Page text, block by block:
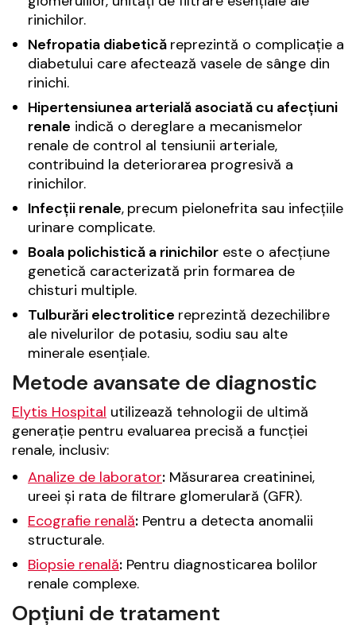
rinichilor.
Nefropatia diabetică reprezintă o complicație a
diabetului care afectează vasele de sânge din
rinichi.
Hipertensiunea arterială asociată cu afecțiuni
renale indică o dereglare a mecanismelor
renale de control al tensiunii arteriale,
contribuind la deteriorarea progresivă a
rinichilor.
Infecții renale, precum pielonefrita sau infecțiile
urinare complicate.
Boala polichistică a rinichilor este o afecțiune
genetică caracterizată prin formarea de
chisturi multiple.
Tulburări electrolitice reprezintă dezechilibre
ale nivelurilor de potasiu, sodiu sau alte
minerale esențiale.
Metode avansate de diagnostic
Elytis Hospital utilizează tehnologii de ultimă
generație pentru evaluarea precisă a funcției
renale, inclusiv:
Analize de laborator: Măsurarea creatininei,
ureei și rata de filtrare glomerulară (GFR).
Ecografie renală: Pentru a detecta anomalii
structurale.
Biopsie renală: Pentru diagnosticarea bolilor
renale complexe.
Opțiuni de tratament